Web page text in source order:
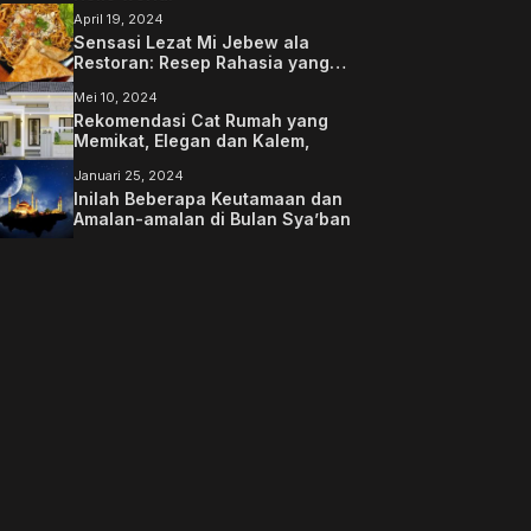
April 19, 2024
Sensasi Lezat Mi Jebew ala
Restoran: Resep Rahasia yang
Mei 10, 2024
Rekomendasi Cat Rumah yang
Memikat, Elegan dan Kalem,
Januari 25, 2024
Inilah Beberapa Keutamaan dan
Amalan-amalan di Bulan Sya’ban